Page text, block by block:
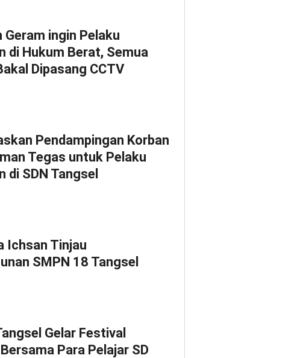
Geram ingin Pelaku
di Hukum Berat, Semua
Dipasang CCTV
Pendampingan Korban
Tegas untuk Pelaku
di SDN Tangsel
Ichsan Tinjau
SMPN 18 Tangsel
Gelar Festival
Para Pelajar SD